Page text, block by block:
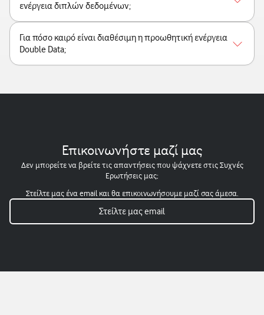
ενέργεια διπλών δεδομένων;
Για πόσο καιρό είναι διαθέσιμη η προωθητική ενέργεια
Double Data;
Επικοινωνήστε μαζί μας
Δεν μπορείτε να βρείτε τις απαντήσεις που ψάχνετε στις Συχνές
Ερωτήσεις μας;
Στείλτε μας ένα email και θα επικοινωνήσουμε μαζί σας άμεσα.
Στείλτε μας email